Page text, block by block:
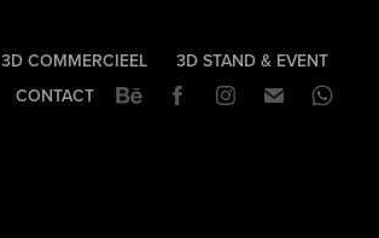
3D COMMERCIEEL
3D STAND & EVENT
CONTACT